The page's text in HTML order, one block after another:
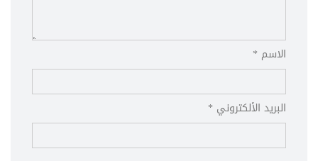
الاسم *
البريد الألكتروني *